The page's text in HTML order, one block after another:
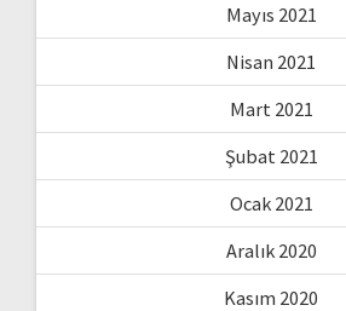
Mayıs 2021
Nisan 2021
Mart 2021
Şubat 2021
Ocak 2021
Aralık 2020
Kasım 2020